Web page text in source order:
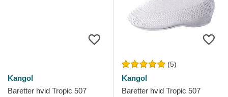
Kangol
Baretter hvid Tropic 507
(5)
Kangol
Baretter hvid Tropic 507